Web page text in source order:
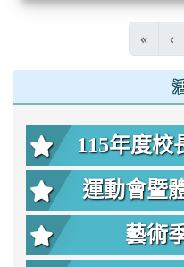
« ‹
115年度校
運動會暨
藝術